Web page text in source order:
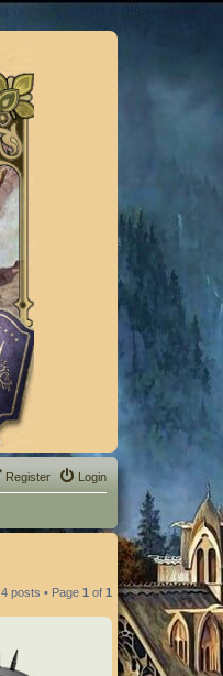
Login
Register
4 posts • Page 1 of 1